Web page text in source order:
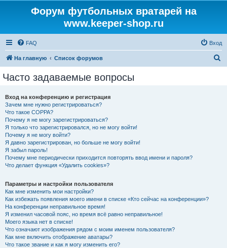
Форум футбольных вратарей на
www.keeper-shop.ru
FAQ Вход
На главную Список форумов
Часто задаваемые вопросы
Вход на конференцию и регистрация
Зачем мне нужно регистрироваться?
Что такое COPPA?
Почему я не могу зарегистрироваться?
Я только что зарегистрировался, но не могу войти!
Почему я не могу войти?
Я давно зарегистрирован, но больше не могу войти!
Я забыл пароль!
Почему мне периодически приходится повторять ввод имени и пароля?
Что делает функция «Удалить cookies»?
Параметры и настройки пользователя
Как мне изменить мои настройки?
Как избежать появления моего имени в списке «Кто сейчас на конференции»?
На конференции неправильное время!
Я изменил часовой пояс, но время всё равно неправильное!
Моего языка нет в списке!
Что означают изображения рядом с моим именем пользователя?
Как мне включить отображение аватары?
Что такое звание и как я могу изменить его?